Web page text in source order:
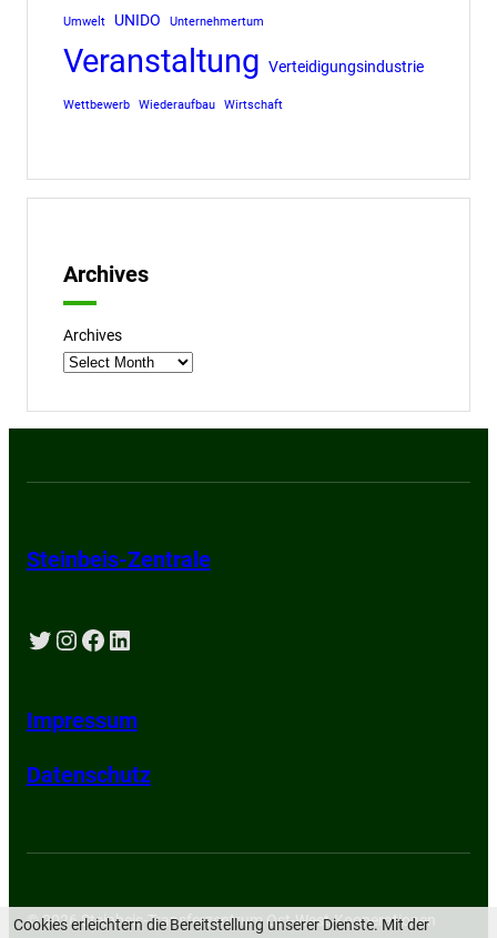
Umwelt UNIDO Unternehmertum
Veranstaltung Verteidigungsindustrie
Wettbewerb Wiederaufbau Wirtschaft
Archives
Archives
Steinbeis-Zentrale
Twitter Instagram Facebook LinkedIn
Impressum
Datenschutz
© 2026 Steinbeis-Transferzentrum Ost-West-Kooperationen
Cookies erleichtern die Bereitstellung unserer Dienste. Mit der